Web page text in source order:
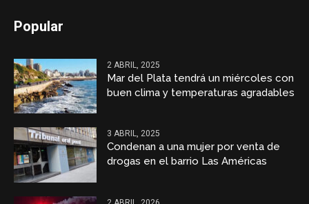
Popular
2 ABRIL, 2025
Mar del Plata tendrá un miércoles con
buen clima y temperaturas agradables
3 ABRIL, 2025
Condenan a una mujer por venta de
drogas en el barrio Las Américas